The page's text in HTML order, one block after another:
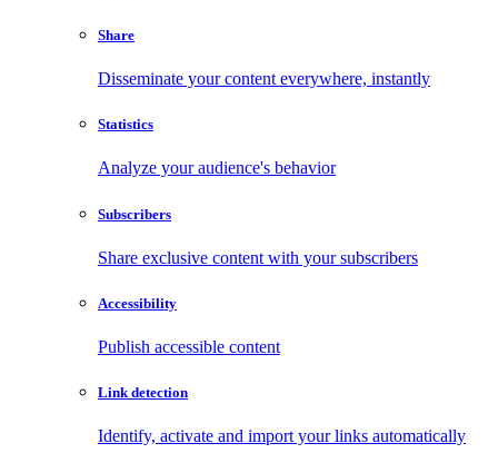
Share
Disseminate your content everywhere, instantly
Statistics
Analyze your audience's behavior
Subscribers
Share exclusive content with your subscribers
Accessibility
Publish accessible content
Link detection
Identify, activate and import your links automatically